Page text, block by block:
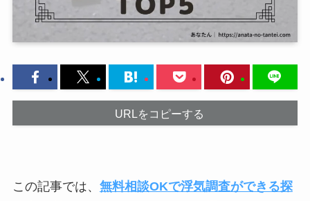
URLをコピーする
この記事では、 無料相談OKで浮気調査ができる探